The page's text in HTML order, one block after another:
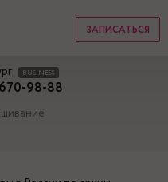
ЗАПИСАТЬСЯ
BUSINESS
98-88